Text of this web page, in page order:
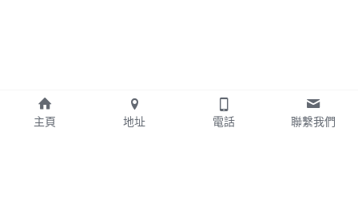
主頁 地址 電話 聯繫我們